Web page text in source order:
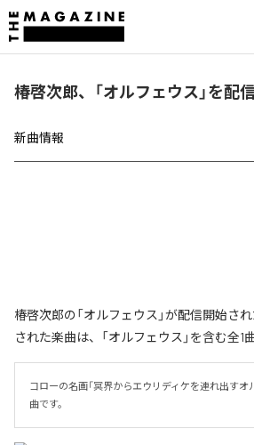
椿啓次郎、「オルフェウス」を配
新曲情報
椿啓次郎の「オルフェウス」が配信開始さ
された楽曲は、「オルフェウス」を含む全1
コローの名画「冥界からエウリディケを連れ出すオ
曲です。